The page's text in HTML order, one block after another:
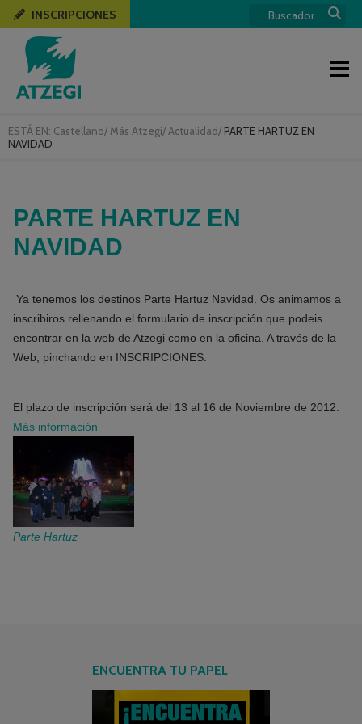
ESTÁ EN: Castellano/ Más Atzegi/ Actualidad/ PARTE HARTUZ EN
NAVIDAD
INSCRIPCIONES
PARTE HARTUZ EN
NAVIDAD
Ya tenemos los destinos Parte Hartuz Navidad. Os animamos a
inscribiros rellenando el formulario de inscripción que podeis
encontrar en la web de Atzegi como en la oficina. A través de la
Web, pinchando en INSCRIPCIONES.
El plazo de inscripción será del 13 al 16 de Noviembre de 2012.
Más información
Parte Hartuz
ENCUENTRA TU PAPEL